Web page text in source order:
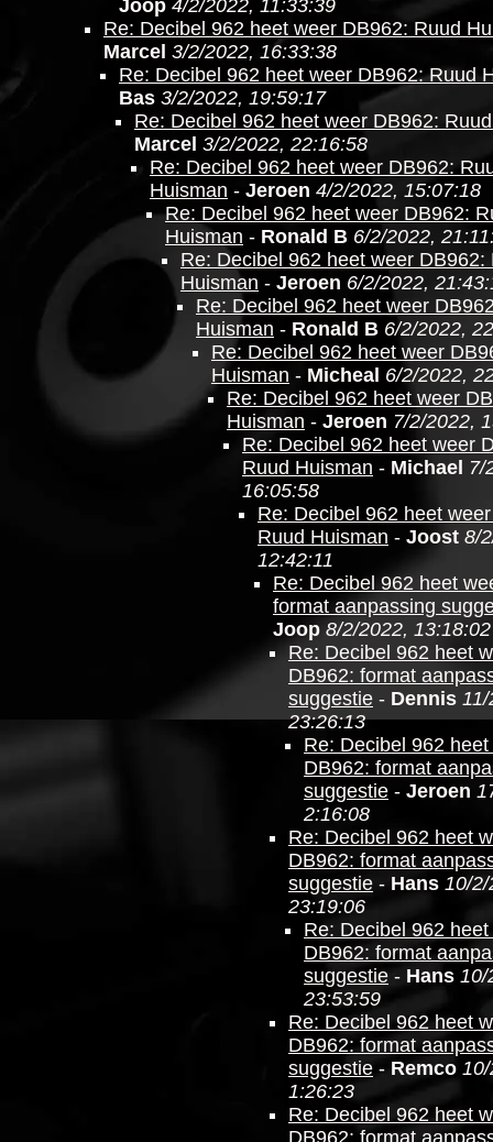
Joop 4/2/2022, 11:33:39
Re: Decibel 962 heet weer DB962: Ruud
Marcel 3/2/2022, 16:33:38
Re: Decibel 962 heet weer DB962: Ruud
Bas 3/2/2022, 19:59:17
Re: Decibel 962 heet weer DB962:
Marcel 3/2/2022, 22:16:58
Re: Decibel 962 heet weer DB962:
Huisman - Jeroen 4/2/2022, 15:07:18
Re: Decibel 962 heet weer DB962:
Huisman - Ronald B 6/2/2022,
Re: Decibel 962 heet weer DB962:
Huisman - Jeroen 6/2/2022,
Re: Decibel 962 heet weer
Huisman - Ronald B 6/2/2022,
Re: Decibel 962 heet weer
Huisman - Micheal 6/2/2022,
Re: Decibel 962 heet weer
Huisman - Jeroen 7/2/2022,
Re: Decibel 962 heet weer
Ruud Huisman - Michael 7/
16:05:58
Re: Decibel 962 heet
Ruud Huisman - Joost 8/
12:42:11
Re: Decibel 962 heet
format aanpassing
Joop 8/2/2022, 13:18:02
Re: Decibel 962 heet
DB962: format
suggestie - Dennis
23:26:13
Re: Decibel 962
DB962: format
suggestie - Jeroen
2:16:08
Re: Decibel 962 heet
DB962: format
suggestie - Hans 10/2/
23:19:06
Re: Decibel 962
DB962: format
suggestie - Hans 10/
23:53:59
Re: Decibel 962 heet
DB962: format
suggestie - Remco
1:26:23
Re: Decibel 962 heet
DB962: format